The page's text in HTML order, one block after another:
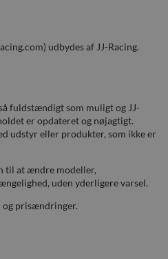
udbydes af JJ-Racing.
fuldstændigt som muligt og JJ-
er opdateret og nøjagtigt.
udstyr eller produkter, som ikke er
til at ændre modeller,
uden yderligere varsel.
prisændringer.